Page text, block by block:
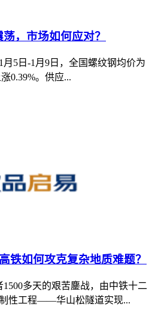
，市场如何应对？
月5日-1月9日，全国螺纹钢均价为
0.39%。供应...
铁如何攻克复杂地质难题？
1500多天的艰苦鏖战，由中铁十二
性工程——华山松隧道实现...